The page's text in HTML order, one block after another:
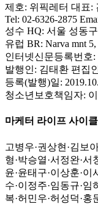
제호: 위픽레터 대표:
Tel: 02-6326-2875
성수 HQ: 서울 성동
유럽 BR: Narva mnt
인터넷신문등록번호:
발행인: 김태환 편집
등록(발행)일:
청소년보호책임자:
마케터 라이프 사이
고병우·권상현 ·김보
형·박승열·서정완·서
윤·윤태구·이상훈·이
수·이정주·임동규·임
복·허민우·허성덕·홍